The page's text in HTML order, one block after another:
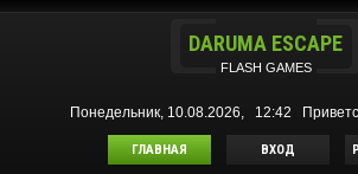
DARUMA ESCAPE
FLASH GAMES
Понедельник, 10.08.2026, 12:42
ГЛАВНАЯ ВХОД